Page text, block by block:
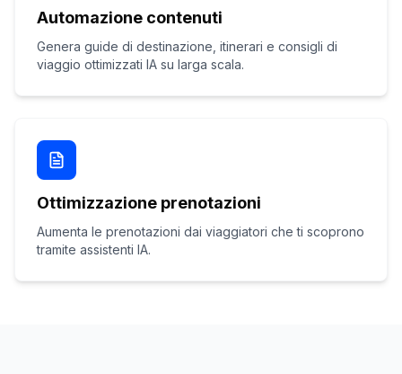
Automazione contenuti
Genera guide di destinazione, itinerari e consigli di
viaggio ottimizzati IA su larga scala.
Ottimizzazione prenotazioni
Aumenta le prenotazioni dai viaggiatori che ti scoprono
tramite assistenti IA.